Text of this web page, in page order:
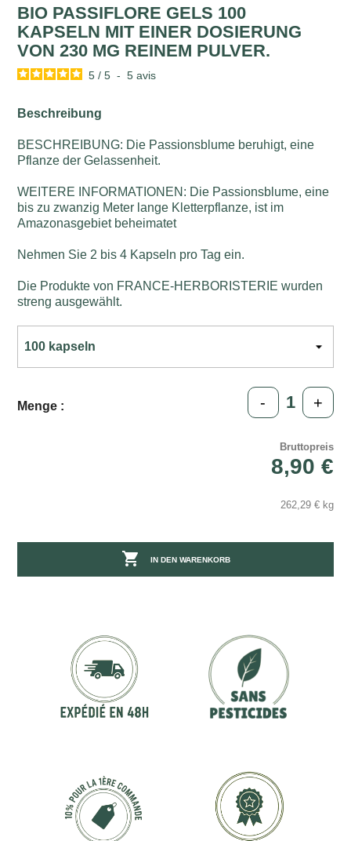
BIO PASSIFLORE GELS 100
KAPSELN MIT EINER DOSIERUNG
VON 230 MG REINEM PULVER.
5 / 5 - 5avis
Beschreibung
BESCHREIBUNG: Die Passionsblume beruhigt, eine
Pflanze der Gelassenheit.
WEITERE INFORMATIONEN: Die Passionsblume, eine
bis zu zwanzig Meter lange Kletterpflanze, ist im
Amazonasgebiet beheimatet
Nehmen Sie 2 bis 4 Kapseln pro Tag ein.
Die Produkte von FRANCE-HERBORISTERIE wurden
streng ausgewählt.
Menge : - +
Bruttopreis
8,90 €
262,29 € kg
 IN DEN WARENKORB